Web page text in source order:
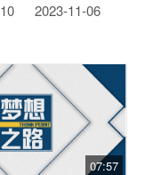
10 2023-11-06
07:57